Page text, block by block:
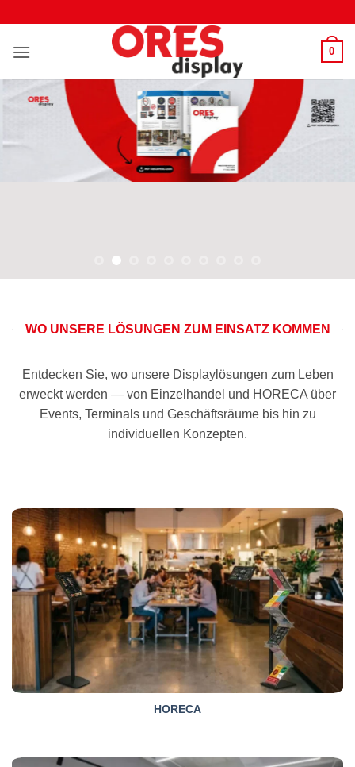
springen
0
WO UNSERE LÖSUNGEN ZUM EINSATZ KOMMEN
Entdecken Sie, wo unsere Displaylösungen zum Leben
erweckt werden — von Einzelhandel und HORECA über
Events, Terminals und Geschäftsräume bis hin zu
individuellen Konzepten.
HORECA